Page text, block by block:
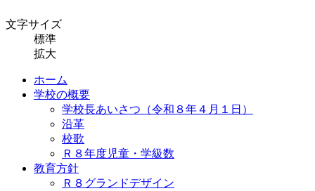
文字サイズ
標準
拡大
ホーム
学校の概要
学校長あいさつ（令和８年４月１日）
沿革
校歌
Ｒ８年度児童・学級数
教育方針
Ｒ８グランドデザイン